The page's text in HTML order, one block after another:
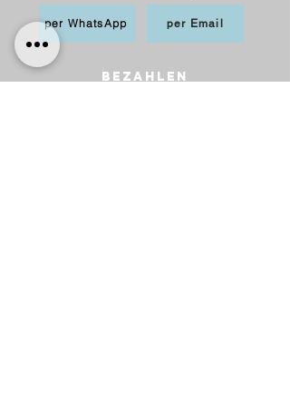
per WhatsApp per Email
BEZAHLEN